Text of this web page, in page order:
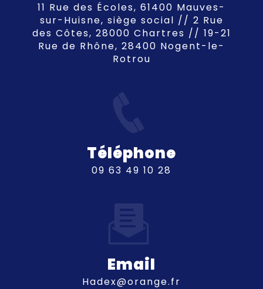
11 Rue des Écoles, 61400 Mauves-
sur-Huisne, siège social // 2 Rue
des Côtes, 28000 Chartres // 19-21
Rue de Rhône, 28400 Nogent-le-
Rotrou
Téléphone
09 63 49 10 28
Email
hadex@orange.fr